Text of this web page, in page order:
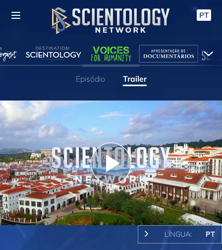
PT
Episódio Trailer
Play
Video
LÍNGUA: PT